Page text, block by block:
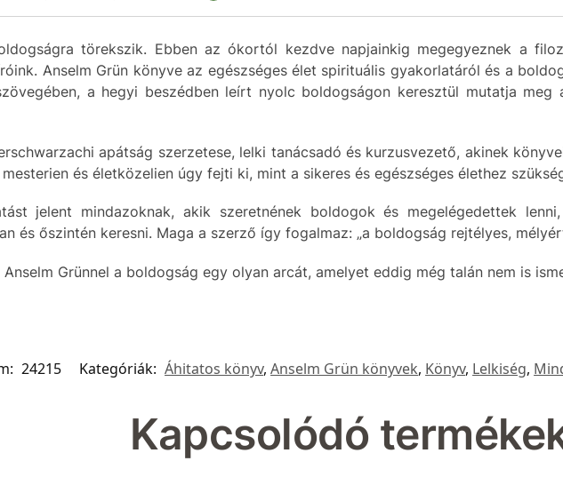
törekszik. Ebben az ókortól kezdve napjainkig megegyeznek a
Anselm Grün könyve az egészséges élet spirituális gyakorlatáról és a
a hegyi beszédben leírt nyolc boldogságon keresztül mutatja
apátság szerzetese, lelki tanácsadó és kurzusvezető, akinek
és életközelien úgy fejti ki, mint a sikeres és egészséges élethez
jelent mindazoknak, akik szeretnének boldogok és megelégedettek
és őszintén keresni. Maga a szerző így fogalmaz: „a boldogság rejtélyes,
Grünnel a boldogság egy olyan arcát, amelyet eddig még talán nem is
24215 Kategóriák: Áhitatos könyv,Anselm Grün könyvek, Könyv, Lelkiség,
Kapcsolódó